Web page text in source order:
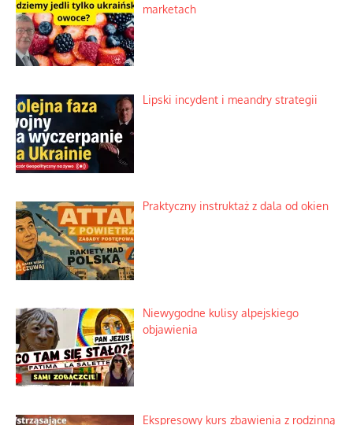
marketach
Lipski incydent i meandry strategii
Praktyczny instruktaż z dala od okien
Niewygodne kulisy alpejskiego
objawienia
Ekspresowy kurs zbawienia z rodzinną